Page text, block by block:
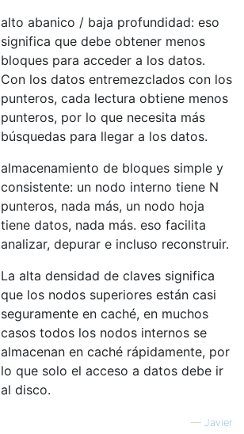
alto abanico / baja profundidad: eso
significa que debe obtener menos
bloques para acceder a los datos.
Con los datos entremezclados con los
punteros, cada lectura obtiene menos
punteros, por lo que necesita más
búsquedas para llegar a los datos.
almacenamiento de bloques simple y
consistente: un nodo interno tiene N
punteros, nada más, un nodo hoja
tiene datos, nada más. eso facilita
analizar, depurar e incluso reconstruir.
La alta densidad de claves significa
que los nodos superiores están casi
seguramente en caché, en muchos
casos todos los nodos internos se
almacenan en caché rápidamente, por
lo que solo el acceso a datos debe ir
al disco.
— Javier